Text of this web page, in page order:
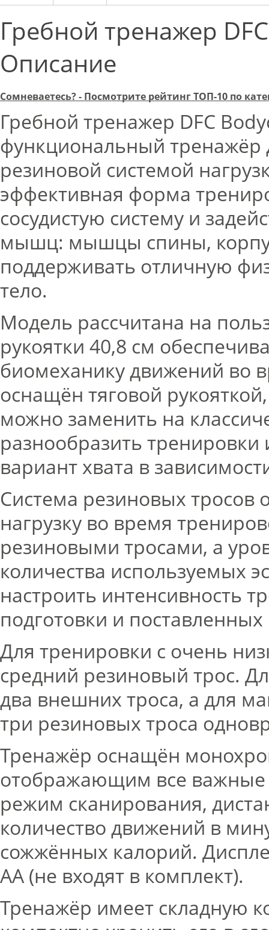
Гребной тренажер
Описание
Сомневаетесь? - Посмотрите рейтинг ТОП-10 по
Гребной тренажер DFC
функциональный тренажёр
резиновой системой
эффективная форма
сосудистую систему и
мышц: мышцы спины,
поддерживать отличную
тело.
Модель рассчитана на
рукоятки 40,8 см
биомеханику движений во
оснащён тяговой
можно заменить на
разнообразить
вариант хвата в
Система резиновых тросов
нагрузку во время
резиновыми тросами, а
количества используемых
настроить интенсивность
подготовки и
Для тренировки с очень
средний резиновый трос.
два внешних троса, а для
три резиновых троса
Тренажёр оснащён
отображающим все
режим сканирования,
количество движений в
сожжённых калорий.
AA (не входят в комплект).
Тренажёр имеет складную